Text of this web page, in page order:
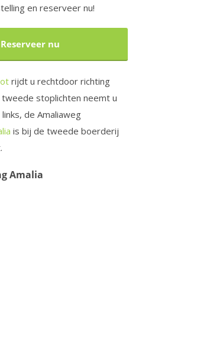
en reserveer nu!
Reserveer nu
rijdt u rechtdoor richting
tweede stoplichten neemt u
de Amaliaweg
is bij de tweede boerderij
Amalia